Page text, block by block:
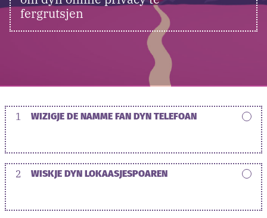
fergrutsjen
1 WIZIGJE DE NAMME FAN DYN TELEFOAN
2 WISKJE DYN LOKAASJESPOAREN